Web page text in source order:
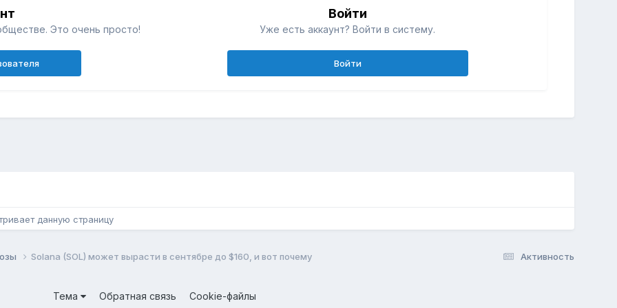
Это очень просто!
Войти
Уже есть аккаунт? Войти в систему.
Войти
данную страницу
Активность
Solana (SOL) может вырасти в сентябре до $160, и вот почему
Тема Обратная связь Cookie-файлы